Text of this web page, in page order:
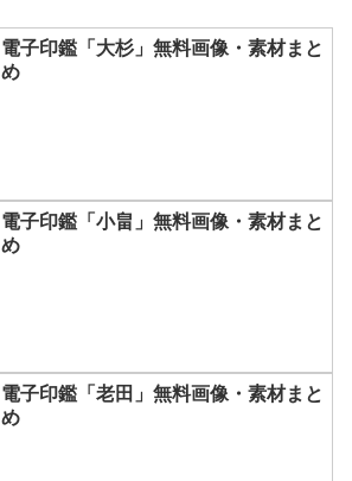
電子印鑑「大杉」無料画像・素材まと
め
電子印鑑「小畠」無料画像・素材まと
め
電子印鑑「老田」無料画像・素材まと
め